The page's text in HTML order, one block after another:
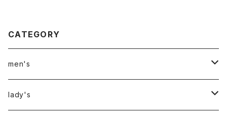
CATEGORY
men's
アウター
lady's